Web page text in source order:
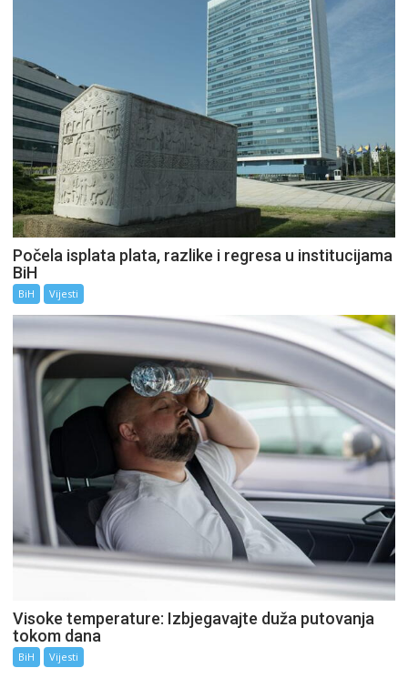
Počela isplata plata, razlike i regresa u institucijama
BiH
BiH Vijesti
Visoke temperature: Izbjegavajte duža putovanja
tokom dana
BiH Vijesti